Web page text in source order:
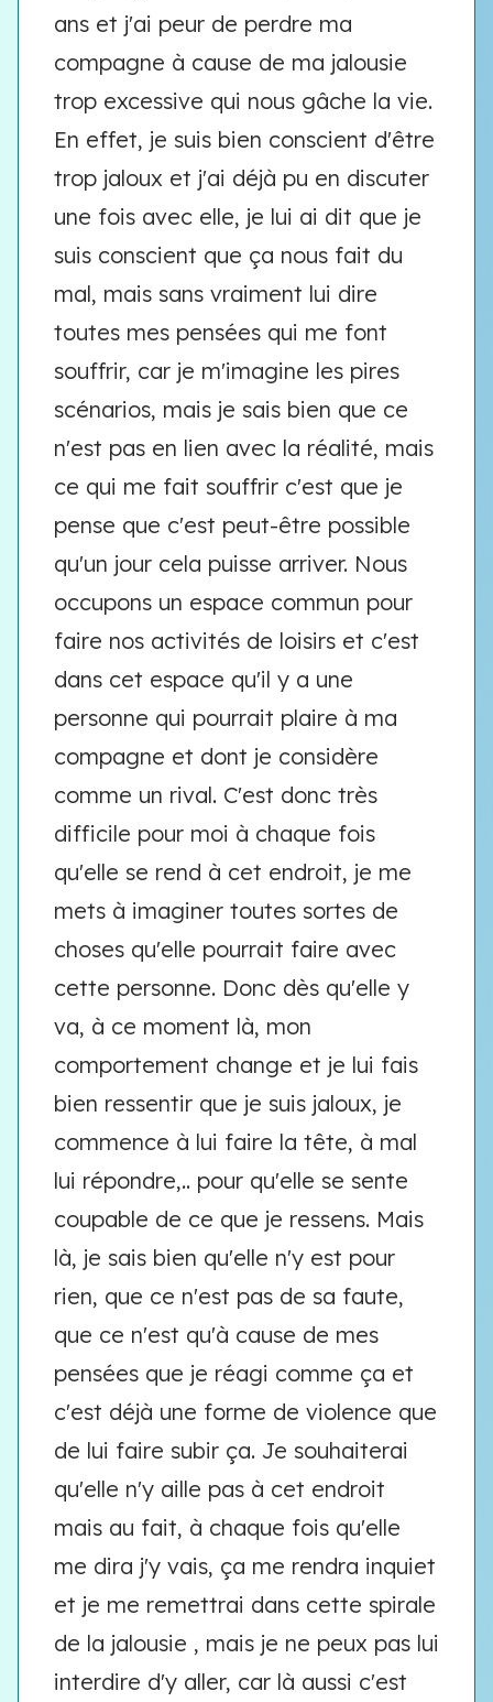
ans et j'ai peur de perdre ma
compagne à cause de ma jalousie
trop excessive qui nous gâche la vie.
En effet, je suis bien conscient d'être
trop jaloux et j'ai déjà pu en discuter
une fois avec elle, je lui ai dit que je
suis conscient que ça nous fait du
mal, mais sans vraiment lui dire
toutes mes pensées qui me font
souffrir, car je m'imagine les pires
scénarios, mais je sais bien que ce
n'est pas en lien avec la réalité, mais
ce qui me fait souffrir c'est que je
pense que c'est peut-être possible
qu'un jour cela puisse arriver. Nous
occupons un espace commun pour
faire nos activités de loisirs et c'est
dans cet espace qu'il y a une
personne qui pourrait plaire à ma
compagne et dont je considère
comme un rival. C'est donc très
difficile pour moi à chaque fois
qu'elle se rend à cet endroit, je me
mets à imaginer toutes sortes de
choses qu'elle pourrait faire avec
cette personne. Donc dès qu'elle y
va, à ce moment là, mon
comportement change et je lui fais
bien ressentir que je suis jaloux, je
commence à lui faire la tête, à mal
lui répondre,.. pour qu'elle se sente
coupable de ce que je ressens. Mais
là, je sais bien qu'elle n'y est pour
rien, que ce n'est pas de sa faute,
que ce n'est qu'à cause de mes
pensées que je réagi comme ça et
c'est déjà une forme de violence que
de lui faire subir ça. Je souhaiterai
qu'elle n'y aille pas à cet endroit
mais au fait, à chaque fois qu'elle
me dira j'y vais, ça me rendra inquiet
et je me remettrai dans cette spirale
de la jalousie , mais je ne peux pas lui
interdire d'y aller, car là aussi c'est